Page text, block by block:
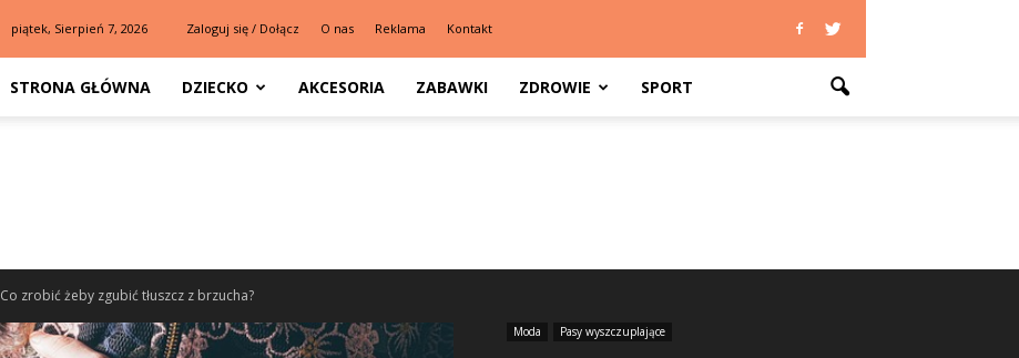
piątek, Sierpień 7, 2026 Zaloguj się / Dołącz O nas Reklama Kontakt
STRONA GŁÓWNA DZIECKO AKCESORIA ZABAWKI ZDROWIE SPORT
Co zrobić żeby zgubić tłuszcz z brzucha?
Moda Pasy wyszczuplające